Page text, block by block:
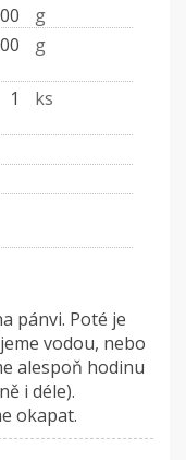
g
g
1
ks
pánvi. Poté je
vodou, nebo
alespoň hodinu
i déle).
okapat.